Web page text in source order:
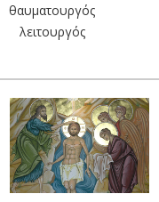
θαυματουργός
λειτουργός